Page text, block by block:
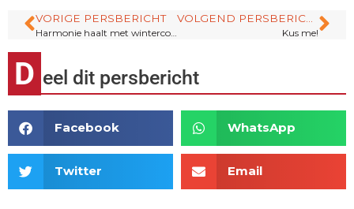
VORIGE PERSBERICHT
Kus me!
D eel dit persbericht
Facebook WhatsApp
Twitter Email